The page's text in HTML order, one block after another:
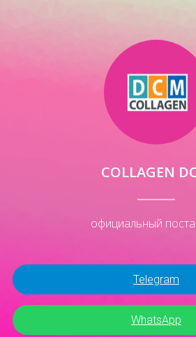
COLLAGEN
официальный
Telegram
WhatsApp